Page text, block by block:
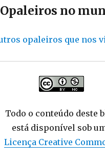
Opaleiros no
Todo o conteúdo deste
está disponível sob
Licença Creative